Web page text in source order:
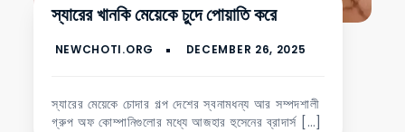
স্যারের খানকি মেয়েকে চুদে পোয়াতি করে
স্যারের মেয়েকে চোদার গল্প দেশের স্বনামধন্য আর সম্পদশালী
গ্রুপ অফ কোম্পানিগুলোর মধ্যে আজহার হুসেনের ব্রাদার্স […]